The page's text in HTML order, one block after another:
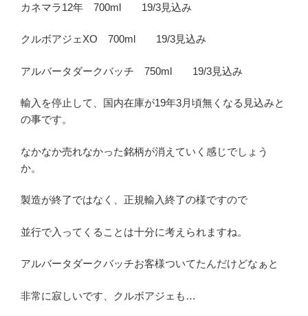
カネマラ12年 700ml 19/3見込み
クルボアジェXO 700ml 19/3見込み
アルバータダークバッチ 750ml 19/3見込み
輸入を停止して、国内在庫が19年3月頃無くなる見込みと
の事です。
なかなか売れなかった銘柄が消えていく感じでしょう
か。
製造が終了ではなく、正規輸入終了の様ですので
並行で入ってくることは十分に考えられますね。
アルバータダークバッチお客様ついてたんだけどなぁと
非常に寂しいです、クルボアジェも…